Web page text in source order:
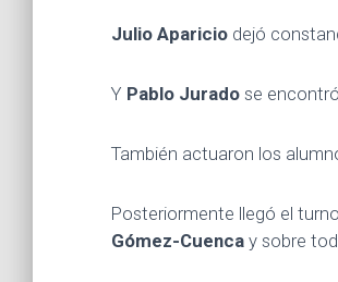
Julio Aparicio dejó
Y Pablo Jurado se
También actuaron los
Posteriormente llegó el
Gómez-Cuenca y sobre